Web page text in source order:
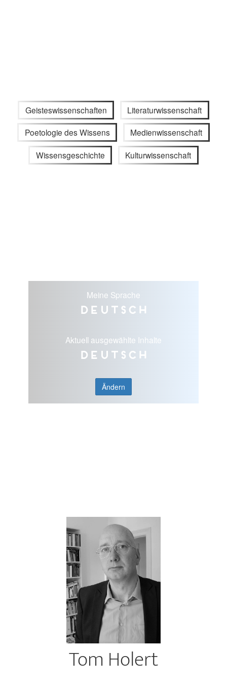
Geisteswissenschaften Literaturwissenschaft
Poetologie des Wissens Medienwissenschaft
Wissensgeschichte Kulturwissenschaft
Meine Sprache
Deutsch
Aktuell ausgewählte Inhalte
Deutsch
Ändern
Tom Holert